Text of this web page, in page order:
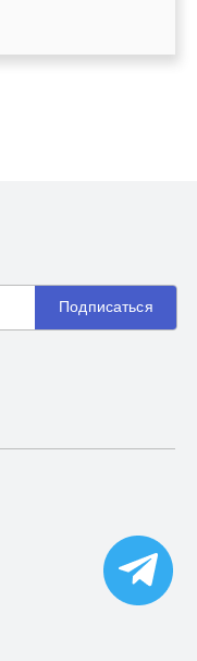
Подписаться